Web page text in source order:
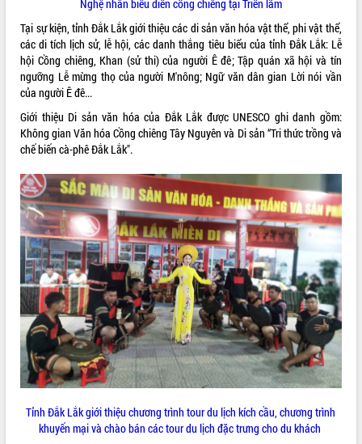
VIDEO
Không có file video nào để phát.
ALBUM ẢNH
Nghệ nhân biểu diễn cồng chiêng tại Triển lãm
Tại sự kiện, tỉnh Đắk Lắk giới thiệu các di sản văn hóa vật thể, phi vật thể,
các di tích lịch sử, lễ hội, các danh thắng tiêu biểu của tỉnh Đắk Lắk: Lễ
hội Cồng chiêng, Khan (sử thi) của người Ê đê; Tập quán xã hội và tín
ngưỡng Lễ mừng thọ của người M'nông; Ngữ văn dân gian Lời nói vần
của người Ê đê...
Giới thiệu Di sản văn hóa của Đắk Lắk được UNESCO ghi danh gồm:
Không gian Văn hóa Cồng chiêng Tây Nguyên và Di sản “Tri thức trồng và
chế biến cà-phê Đắk Lắk".
Tỉnh Đắk Lắk giới thiệu chương trình tour du lịch kích cầu, chương trình
khuyến mại và chào bán các tour du lịch đặc trưng cho du khách